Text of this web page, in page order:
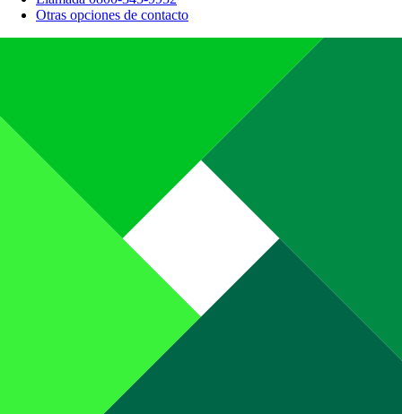
Otras opciones de contacto